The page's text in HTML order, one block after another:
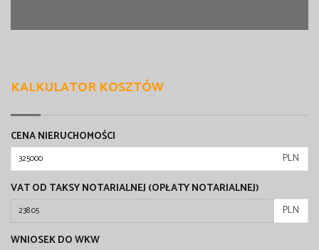
KALKULATOR KOSZTÓW
CENA NIERUCHOMOŚCI
PLN
VAT OD TAKSY NOTARIALNEJ (OPŁATY NOTARIALNEJ)
PLN
WNIOSEK DO WKW